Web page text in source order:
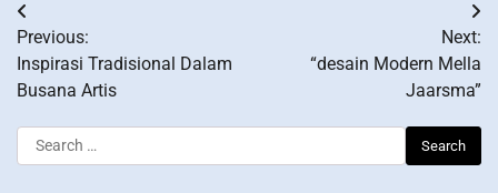
Post
navigation
Previous:
Inspirasi Tradisional Dalam
Busana Artis
Next:
“desain Modern Mella
Jaarsma”
Search
for: